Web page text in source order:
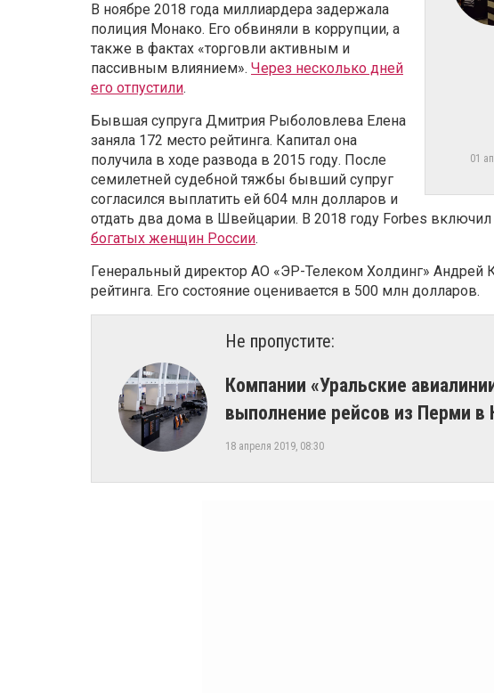
01
В ноябре 2018 года миллиардера задержала
полиция Монако. Его обвиняли в коррупции, а
также в фактах «торговли активным и
пассивным влиянием». Через несколько дней
его отпустили.
Бывшая супруга Дмитрия Рыболовлева Елена
заняла 172 место рейтинга. Капитал она
получила в ходе развода в 2015 году. После
семилетней судебной тяжбы бывший супруг
согласился выплатить ей 604 млн долларов и
отдать два дома в Швейцарии. В 2018 году Forbes
богатых женщин России.
Генеральный директор АО «ЭР-Телеком Холдинг» Андрей
рейтинга. Его состояние оценивается в 500 млн долларов.
Не пропустите:
Компании «Уральские
выполнение рейсов из Перми в
18 апреля 2019, 08:30